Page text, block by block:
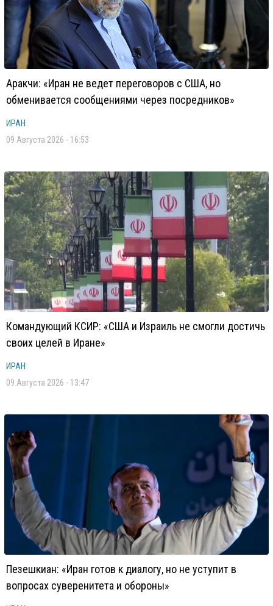
Аракчи: «Иран не ведет переговоров с США, но
обменивается сообщениями через посредников»
ИРАН
09 Августа 2026 - 16:53
Командующий КСИР: «США и Израиль не смогли достичь
своих целей в Иране»
ИРАН
09 Августа 2026 - 13:47
Пезешкиан: «Иран готов к диалогу, но не уступит в
вопросах суверенитета и обороны»